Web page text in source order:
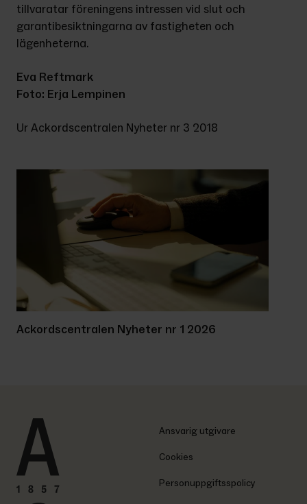
tillvaratar föreningens intressen vid slut och
garantibesiktningarna av fastigheten och
lägenheterna.
Eva Reftmark
Foto: Erja Lempinen
Ur Ackordscentralen Nyheter nr 3 2018
Ackordscentralen Nyheter nr 1 2026
Ansvarig utgivare
Cookies
Personuppgiftsspolicy